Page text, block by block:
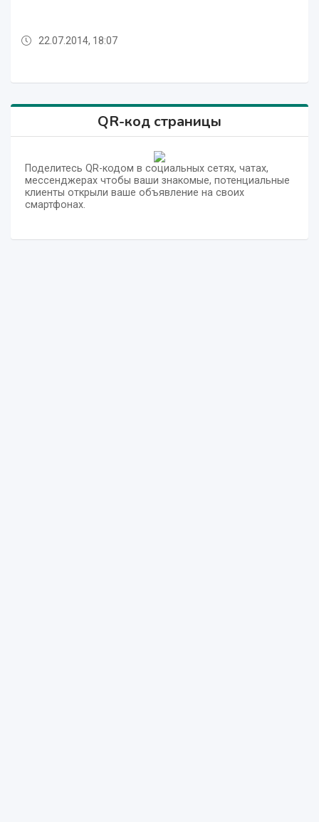
22.07.2014, 18:07
QR-код страницы
Поделитесь QR-кодом в социальных сетях, чатах,
мессенджерах чтобы ваши знакомые, потенциальные
клиенты открыли ваше объявление на своих
смартфонах.